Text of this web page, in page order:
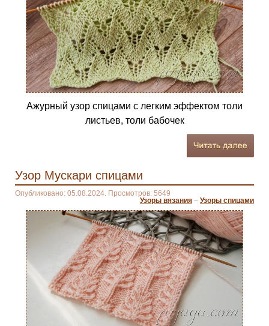
Ажурный узор спицами с легким эффектом толи
листьев, толи бабочек
Узор Мускари спицами
Опубликовано: 05.08.2024. Просмотров: 5649
Узоры вязания – Узоры спицами